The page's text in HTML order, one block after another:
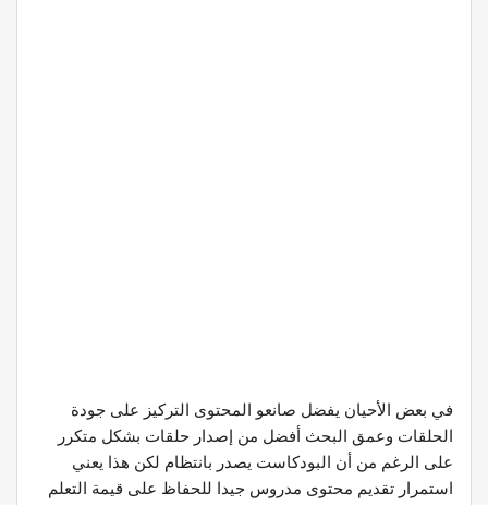
في بعض الأحيان يفضل صانعو المحتوى التركيز على جودة
الحلقات وعمق البحث أفضل من إصدار حلقات بشكل متكرر
على الرغم من أن البودكاست يصدر بانتظام لكن هذا يعني
استمرار تقديم محتوى مدروس جيدا للحفاظ على قيمة التعلم